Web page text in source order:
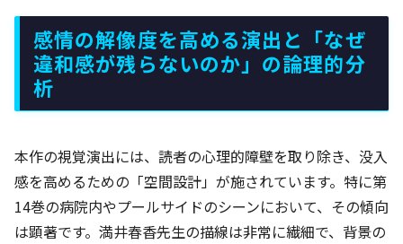
感情の解像度を高める演出と「なぜ
違和感が残らないのか」の論理的分
析
本作の視覚演出には、読者の心理的障壁を取り除き、没入
感を高めるための「空間設計」が施されています。特に第
14巻の病院内やプールサイドのシーンにおいて、その傾向
は顕著です。満井春香先生の描線は非常に繊細で、背景の